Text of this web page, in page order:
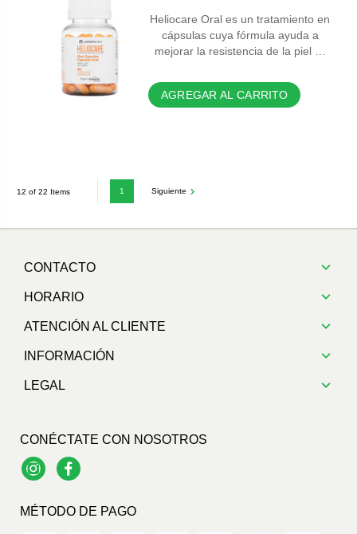
Heliocare Oral es un tratamiento en
cápsulas cuya fórmula ayuda a
mejorar la resistencia de la piel …
AGREGAR AL CARRITO
12 of 22 Items 1 Siguiente
CONTACTO
HORARIO
ATENCIÓN AL CLIENTE
INFORMACIÓN
LEGAL
CONÉCTATE CON NOSOTROS
InstagramFacebook
MÉTODO DE PAGO